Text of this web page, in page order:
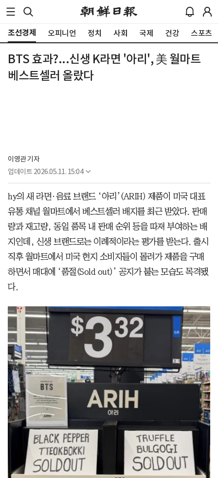
조선경제 오피니언 정치 사회 국제 건강 스포츠
BTS 효과?...신생 K라면 '아리', 美 월마트
베스트셀러 올랐다
이영관 기자
업데이트 2026.05.11. 15:04
hy의 새 라면·음료 브랜드 ‘아리’(ARIH) 제품이 미국 대표
유통 채널 월마트에서 베스트셀러 배지를 최근 받았다. 판매
량과 재고량, 동일 품목 내 판매 순위 등을 따져 부여하는 배
지인데, 신생 브랜드로는 이례적이라는 평가를 받는다. 출시
직후 월마트에서 미국 현지 소비자들이 몰려가 제품을 구매
하면서 매대에 ‘품절(Sold out)’ 공지가 붙는 모습도 목격됐
다.